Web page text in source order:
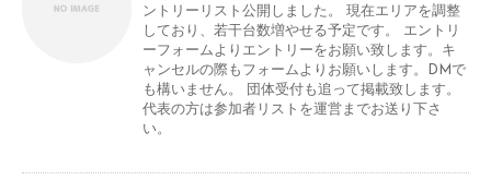
ントリーリスト公開しました。 現在エリアを調整
しており、若干台数増やせる予定です。 エントリ
ーフォームよりエントリーをお願い致します。キ
ャンセルの際もフォームよりお願いします。DMで
も構いません。 団体受付も追って掲載致します。
代表の方は参加者リストを運営までお送り下さ
い。